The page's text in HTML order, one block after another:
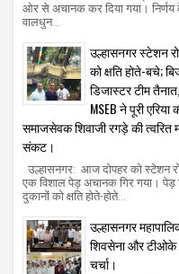
ओर से अचानक कर दिया गया।
वालधुन...
उल्हासनगर स्टेशन
को क्षति होते-बचे;
डिजास्टर टीम
MSEB ने पूरी
समाजसेवक शिवाजी रगड़े की त्वरित
संकट।
उल्हासनगर: आज दोपहर को स्टेशन
एक विशाल पेड़ अचानक गिर गया। पेड़
दुकानों को क्षति होते-होते...
उल्हासनगर
शिवसेना और टीओके
चर्चा।